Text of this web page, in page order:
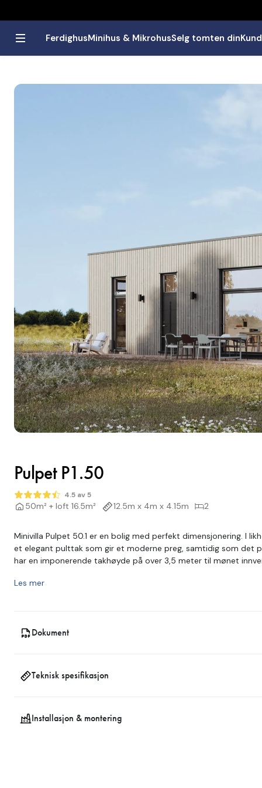
FerdighusMinihus & MikrohusSelg tomten din
Pulpet P1.50
4.5 av 5
50m² + loft 16.5m² 12.5m x 4m x 4.15m 2
Minivilla Pulpet 50.1 er en bolig med perfekt dimensjonering. I
et elegant pulttak som gir et moderne preg, samtidig som det
har en imponerende takhøyde på over 3,5 meter til mønet
for permanent bolig, og alle norske byggeregler er naturligvis
Les mer
Dokument
Teknisk spesifikasjon
Installasjon & montering